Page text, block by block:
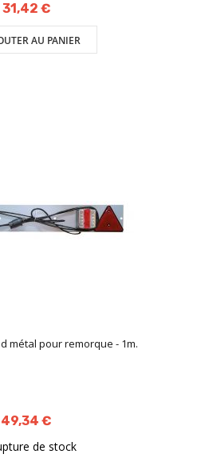
31,42 €
AU PANIER
métal pour remorque - 1m.
49,34 €
de stock